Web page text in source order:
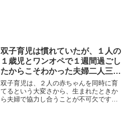
双子育児は慣れていたが、１人の
１歳児とワンオペで１週間過ごし
たからこそわかった夫婦二人三脚
の大切さ
双子育児は、２人の赤ちゃんを同時に育
てるという大変さから、生まれたときか
ら夫婦で協力し合うことが不可欠です。